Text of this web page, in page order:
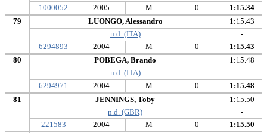
1000052 2005 M
1:15.34
0
79
6294893
LUONGO, Alessandro
2004 M
n.d. (ITA)
1:15.43
-
1:15.43
0
80
6294971
POBEGA, Brando
2004 M
n.d. (ITA)
1:15.48
-
1:15.48
0
81
221583
JENNINGS, Toby
2004 M
n.d. (GBR)
1:15.50
-
1:15.50
0